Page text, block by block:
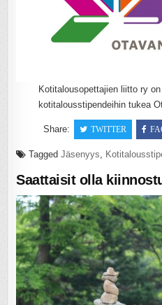
Kotitalousopettajien liitto ry
kotitalousstipendeihin tukea
Share: TWITTER
TaggedJäsenyys,
Saattaisit olla